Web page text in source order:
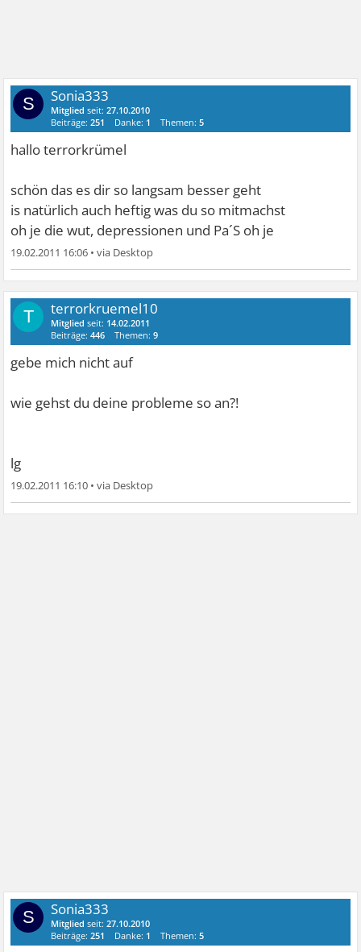
S Sonia333
Mitglied seit:27.10.2010
Beiträge:251 Danke: 1 Themen:5
hallo terrorkrümel
schön das es dir so langsam besser geht
is natürlich auch heftig was du so mitmachst
oh je die wut, depressionen und Pa´S oh je
19.02.2011 16:06 •
T terrorkruemel10
Mitglied seit: 14.02.2011
Beiträge:446 Themen:9
gebe mich nicht auf
wie gehst du deine probleme so an?!
lg
19.02.2011 16:10 •
S Sonia333
Mitglied seit:27.10.2010
Beiträge:251 Danke: 1 Themen:5